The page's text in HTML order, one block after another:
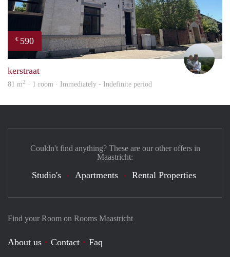
€ 590
kerstraat
81 m2 · 1 room · Immediately - Indefinite period
Find your Room on Rooms Maastricht
About us Contact Faq
Couldn't find anything? These are our other offers in
Maastricht:
Studio's Apartments Rental Properties